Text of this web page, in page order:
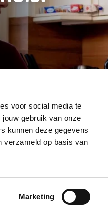
voor social media te
gebruik van onze
kunnen deze gegevens
verzameld op basis van
Marketing